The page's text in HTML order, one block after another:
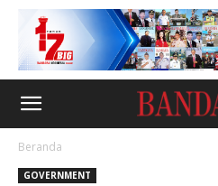
Beranda
GOVERNMENT